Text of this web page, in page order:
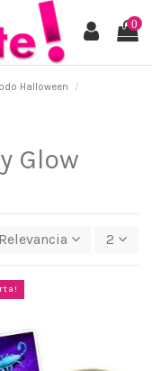
0
Halloween
Glow
Relevancia 2